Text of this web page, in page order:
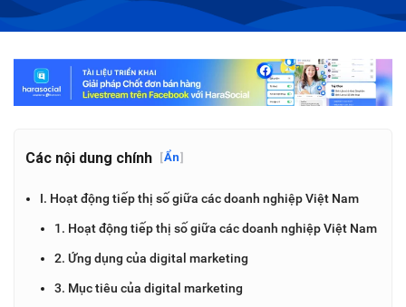
Các nội dung chính [Ẩn]
I. Hoạt động tiếp thị số giữa các doanh nghiệp Việt Nam
1. Hoạt động tiếp thị số giữa các doanh nghiệp Việt Nam
2. Ứng dụng của digital marketing
3. Mục tiêu của digital marketing